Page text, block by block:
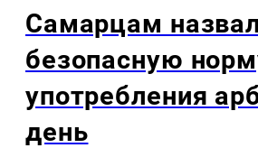
Самарцам
безопасную
употребления
день